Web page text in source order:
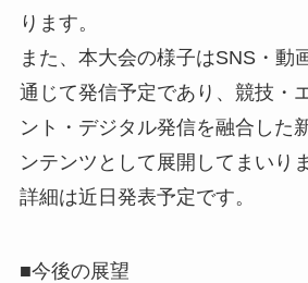
ります。
また、本大会の様子はSNS・動
通じて発信予定であり、競技・
ント・デジタル発信を融合した
ンテンツとして展開してまいり
詳細は近日発表予定です。
■今後の展望